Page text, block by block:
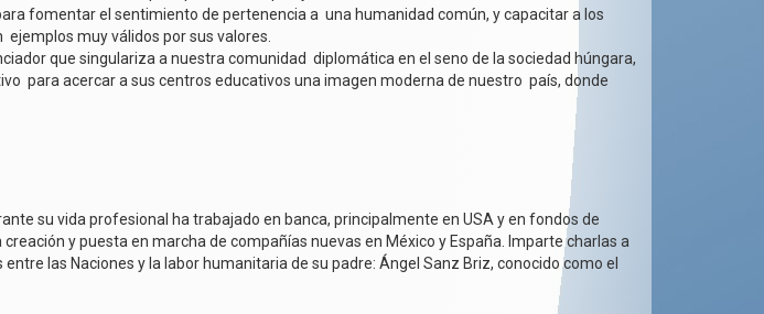
fomentar el sentimiento de pertenencia a una humanidad común, y capacitar a los
muy válidos por sus valores.
que singulariza a nuestra comunidad diplomática en el seno de la sociedad húngara,
para acercar a sus centros educativos una imagen moderna de nuestro país, donde
su vida profesional ha trabajado en banca, principalmente en USA y en fondos de
y puesta en marcha de compañías nuevas en México y España. Imparte charlas a
las Naciones y la labor humanitaria de su padre: Ángel Sanz Briz, conocido como el